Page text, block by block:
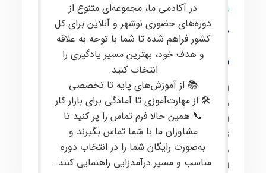
آموزش فارکس از صفر تا
صد با پشتیبانی تخصصی
این دوره برایعلاقه‌مندان به معامله در بازارهای مالی
بین‌المللی، از جملهفارکس و کریپتو، طراحی شده است. در
این دوره، مفاهیمپیشرفته‌ای مانندپرایس اکشن ،تحلیل
تکنیکال
وفاندامنتال، مدیریت سرمایهوروانشناسی
معاملاتبه صورتکاربردیآموزش داده می‌شود. هدف
اصلی،ارتقای مهارت معامله‌گران به سطح حرفه‌ایو
در آکادمی ما، مجموعه‌ای متنوع از
دوره‌های حضوری نوشهر و آنلاین برای کل
کشور فراهم شده تا شما با توجه به علاقه
و هدف خود، بهترین مسیر یادگیری را
انتخاب کنید.
📚 از آموزش‌های پایه تا تخصصی
🛠 از مهارت‌آموزی تا آمادگی برای بازار کار
📞 همین حالا فرم تماس را پر کنید تا
مشاوران ما با شما تماس بگیرند و
به‌صورت رایگان شما را در انتخاب دوره
مناسب و مسیر درآمدزایی راهنمایی کنند.